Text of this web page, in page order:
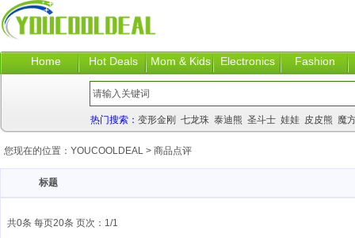
Home Hot Deals Mom & Kids Electronics Fashion
热门搜索： 变形金刚 七龙珠 泰迪熊 圣斗士 娃娃 皮皮熊 魔
您现在的位置： YOUCOOLDEAL > 商品点评
标题
共0条 每页20条 页次：1/1